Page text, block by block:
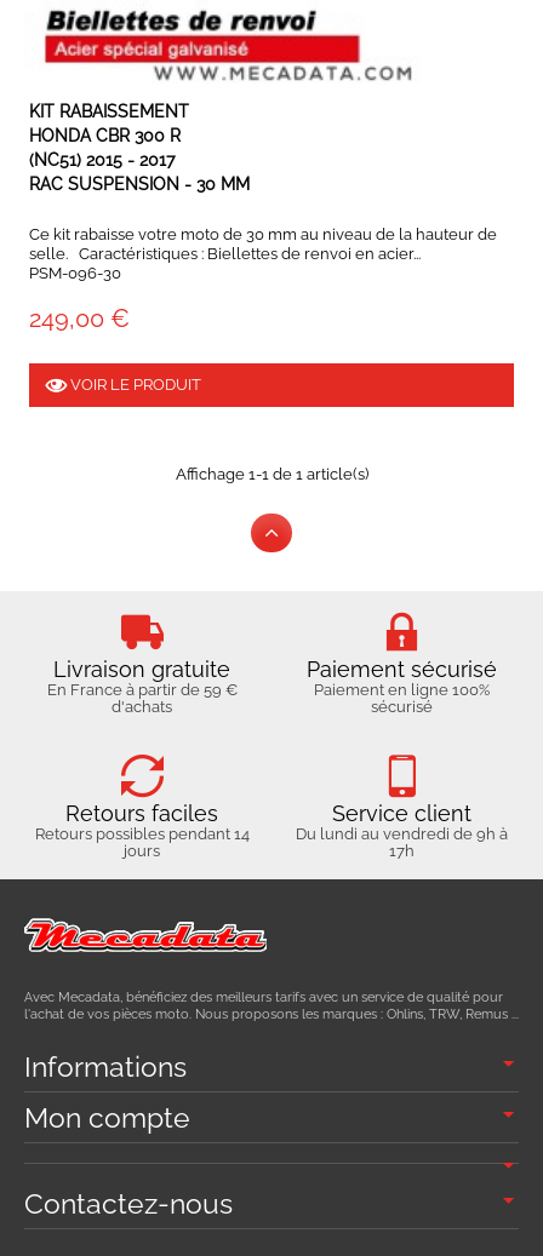
EXPÉDIÉ SOUS 3 À 5 JOURS OUVRÉS
KIT RABAISSEMENT
HONDA CBR 300 R
(NC51) 2015 - 2017
RAC SUSPENSION - 30 MM
Ce kit rabaisse votre moto de 30 mm au niveau de la hauteur de
selle. Caractéristiques : Biellettes de renvoi en acier...
PSM-096-30
249,00 €
VOIR LE PRODUIT
Affichage 1-1 de 1 article(s)
Livraison gratuite
En France à partir de 59 €
d'achats
Paiement sécurisé
Paiement en ligne 100%
sécurisé
Retours faciles
Retours possibles pendant 14
jours
Service client
Du lundi au vendredi de 9h à
17h
Avec Mecadata, bénéficiez des meilleurs tarifs avec un service de qualité pour
l'achat de vos pièces moto. Nous proposons les marques : Ohlins, TRW, Remus ...
Informations
Mon compte
Contactez-nous